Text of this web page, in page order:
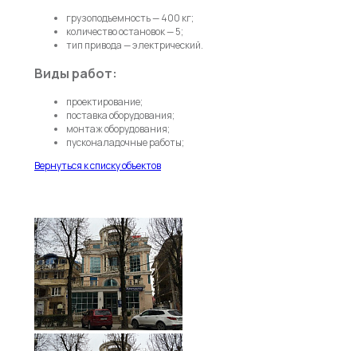
грузоподъемность — 400 кг;
количество остановок — 5;
тип привода — электрический.
Виды работ:
проектирование;
поставка оборудования;
монтаж оборудования;
пусконаладочные работы;
Вернуться к списку объектов